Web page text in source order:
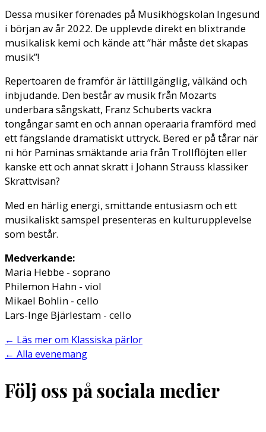
Dessa musiker förenades på Musikhögskolan Ingesund
i början av år 2022. De upplevde direkt en blixtrande
musikalisk kemi och kände att ”här måste det skapas
musik”!
Repertoaren de framför är lättillgänglig, välkänd och
inbjudande. Den består av musik från Mozarts
underbara sångskatt, Franz Schuberts vackra
tongångar samt en och annan operaaria framförd med
ett fängslande dramatiskt uttryck. Bered er på tårar när
ni hör Paminas smäktande aria från Trollflöjten eller
kanske ett och annat skratt i Johann Strauss klassiker
Skrattvisan?
Med en härlig energi, smittande entusiasm och ett
musikaliskt samspel presenteras en kulturupplevelse
som består.
Medverkande:
Maria Hebbe - soprano
Philemon Hahn - viol
Mikael Bohlin - cello
Lars-Inge Bjärlestam - cello
← Läs mer om Klassiska pärlor
← Alla evenemang
Följ oss på sociala medier